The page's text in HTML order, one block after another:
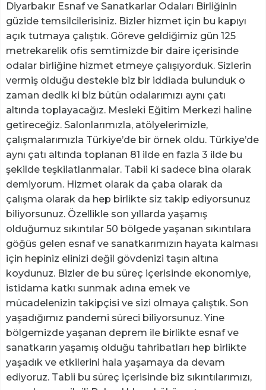
Diyarbakır Esnaf ve Sanatkarlar Odaları Birliğinin
güzide temsilcilerisiniz. Bizler hizmet için bu kapıyı
açık tutmaya çalıştık. Göreve geldiğimiz gün 125
metrekarelik ofis semtimizde bir daire içerisinde
odalar birliğine hizmet etmeye çalışıyorduk. Sizlerin
vermiş olduğu destekle biz bir iddiada bulunduk o
zaman dedik ki biz bütün odalarımızı aynı çatı
altında toplayacağız. Mesleki Eğitim Merkezi haline
getireceğiz. Salonlarımızla, atölyelerimizle,
çalışmalarımızla Türkiye’de bir örnek oldu. Türkiye’de
aynı çatı altında toplanan 81 ilde en fazla 3 ilde bu
şekilde teşkilatlanmalar. Tabii ki sadece bina olarak
demiyorum. Hizmet olarak da çaba olarak da
çalışma olarak da hep birlikte siz takip ediyorsunuz
biliyorsunuz. Özellikle son yıllarda yaşamış
olduğumuz sıkıntılar 50 bölgede yaşanan sıkıntılara
göğüs gelen esnaf ve sanatkarımızın hayata kalması
için hepiniz elinizi değil gövdenizi taşın altına
koydunuz. Bizler de bu süreç içerisinde ekonomiye,
istidama katkı sunmak adına emek ve
mücadelenizin takipçisi ve sizi olmaya çalıştık. Son
yaşadığımız pandemi süreci biliyorsunuz. Yine
bölgemizde yaşanan deprem ile birlikte esnaf ve
sanatkarın yaşamış olduğu tahribatları hep birlikte
yaşadık ve etkilerini hala yaşamaya da devam
ediyoruz. Tabii bu süreç içerisinde biz sıkıntılarımızı,